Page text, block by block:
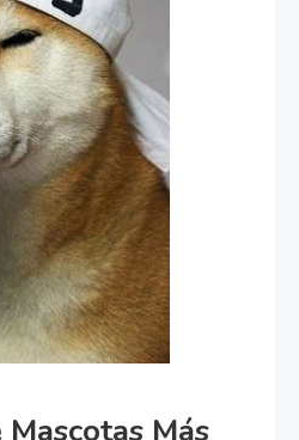
Mascotas Más